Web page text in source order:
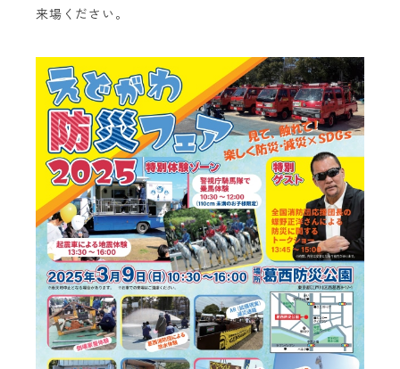
来場ください。